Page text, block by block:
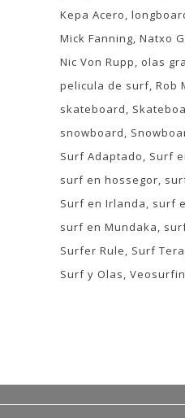
Kepa Acero
Mick Fanning Natxo
Nic Von Rupp
olas
pelicula de surf Rob
skateboard
snowboard
Surf Adaptado
Surf
surf en hossegor
Surf en Irlanda
surf
surf en Mundaka
Surfer Rule
Surf
Surf y Olas